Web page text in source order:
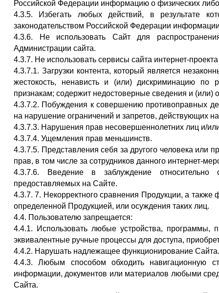
Российской Федерации информацию о физических
4.3.5. Избегать любых действий, в результате
законодательством Российской Федерации
4.3.6. Не использовать Сайт для
Администрации сайта.
4.3.7. Не использовать сервисы сайта интернет-
4.3.7.1. Загрузки контента, который является
жестокость, ненависть и (или) дискриминацию по
признакам; содержит недостоверные сведения и (или)
4.3.7.2. Побуждения к совершению противоправных
на нарушение ограничений и запретов, действующих
4.3.7.3. Нарушения прав несовершеннолетних лиц и/
4.3.7.4. Ущемления прав меньшинств.
4.3.7.5. Представления себя за другого человека или
прав, в том числе за сотрудников данного интернет-
4.3.7.6. Введение в заблуждение относительно
предоставляемых на Сайте.
4.3.7. 7. Некорректного сравнения Продукции, а
определенной Продукцией, или осуждения таких лиц.
4.4. Пользователю запрещается:
4.4.1. Использовать любые устройства, программы,
эквивалентные ручные процессы для доступа,
4.4.2. Нарушать надлежащее функционирование Сайта.
4.4.3. Любым способом обходить навигационную
информации, документов или материалов любыми
Сайта.